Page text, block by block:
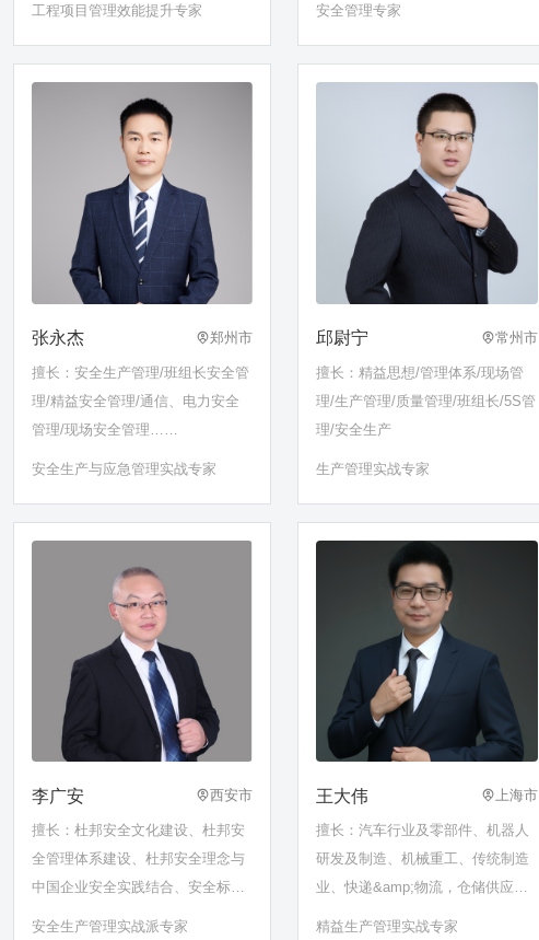
工程项目管理效能提升专家 安全管理专家
张永杰 郑州市
擅长：安全生产管理/班组长安全管
理/精益安全管理/通信、电力安全
管理/现场安全管理……
安全生产与应急管理实战专家
邱尉宁 常州市
擅长：精益思想/管理体系/现场管
理/生产管理/质量管理/班组长/5S管
理/安全生产
生产管理实战专家
李广安 西安市
擅长：杜邦安全文化建设、杜邦安
全管理体系建设、杜邦安全理念与
中国企业安全实践结合、安全标准
化体系建设、安全生产管理体系建
安全生产管理实战派专家
王大伟 上海市
擅长：汽车行业及零部件、机器人
研发及制造、机械重工、传统制造
业、快递&amp;物流，仓储供应
链；精益运营及供应链管理、智能
精益生产管理实战专家